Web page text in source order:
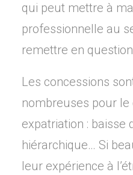
qui peut mettre à
professionnelle au
remettre en
Les concessions
nombreuses pour
expatriation : baisse
hiérarchique… Si
leur expérience à